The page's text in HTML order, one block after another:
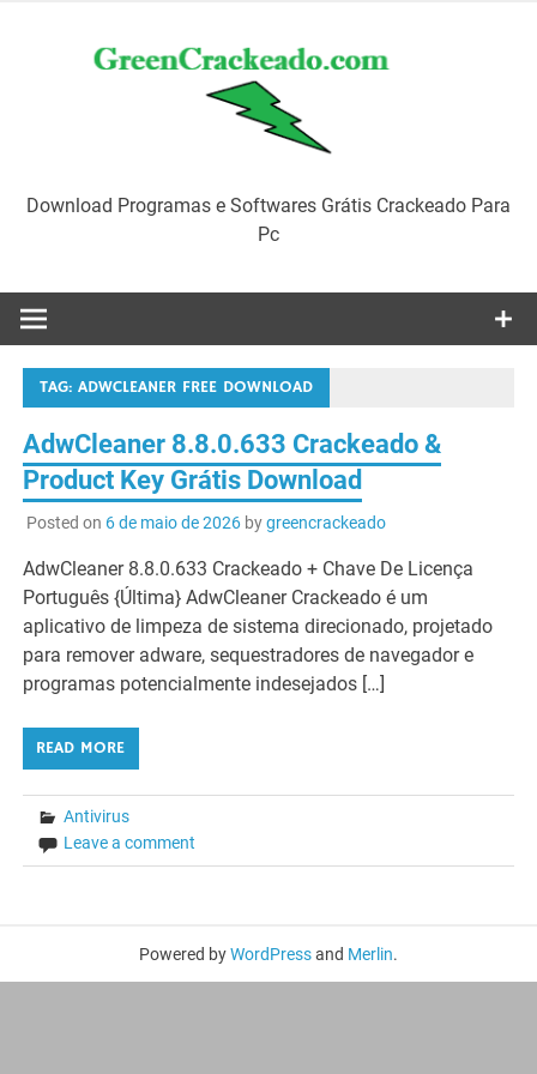
Download Programas e Softwares Grátis Crackeado Para
Pc
TAG:ADWCLEANER FREE DOWNLOAD
AdwCleaner 8.8.0.633 Crackeado &
Product Key Grátis Download
Posted on 6 de maio de 2026bygreencrackeado
AdwCleaner 8.8.0.633 Crackeado + Chave De Licença
Português {Última} AdwCleaner Crackeado é um
aplicativo de limpeza de sistema direcionado, projetado
para remover adware, sequestradores de navegador e
programas potencialmente indesejados […]
READ MORE
Antivirus
Leave a comment
Powered byWordPressand Merlin.